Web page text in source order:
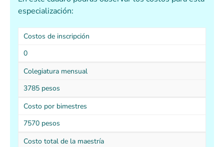
especialización:
Costos de inscripción
0
Colegiatura mensual
3785 pesos
Costo por bimestres
7570 pesos
Costo total de la maestría